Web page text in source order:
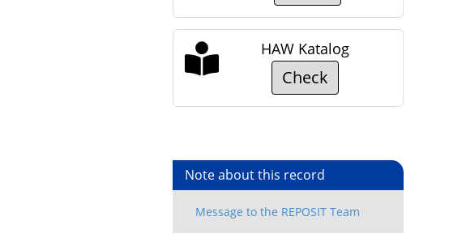
HAW Katalog
Check
Note about this record